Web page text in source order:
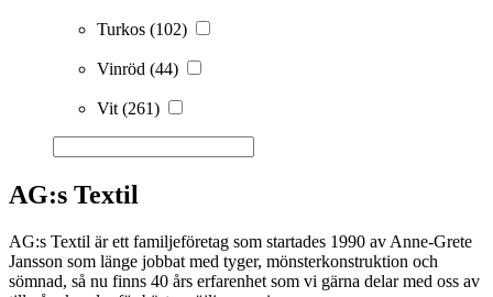
Turkos (102)
Vinröd (44)
Vit (261)
AG:s Textil
AG:s Textil är ett familjeföretag som startades 1990 av Anne-Grete
Jansson som länge jobbat med tyger, mönsterkonstruktion och
sömnad, så nu finns 40 års erfarenhet som vi gärna delar med oss av